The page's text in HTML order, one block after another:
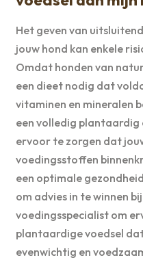
Het geven van
jouw hond kan enkele
Omdat honden van
een dieet nodig dat
vitaminen en mineralen
een volledig plantaardig
ervoor te zorgen dat
voedingsstoffen
een optimale
om advies in te winnen
voedingsspecialist om
plantaardige voedsel
evenwichtig en